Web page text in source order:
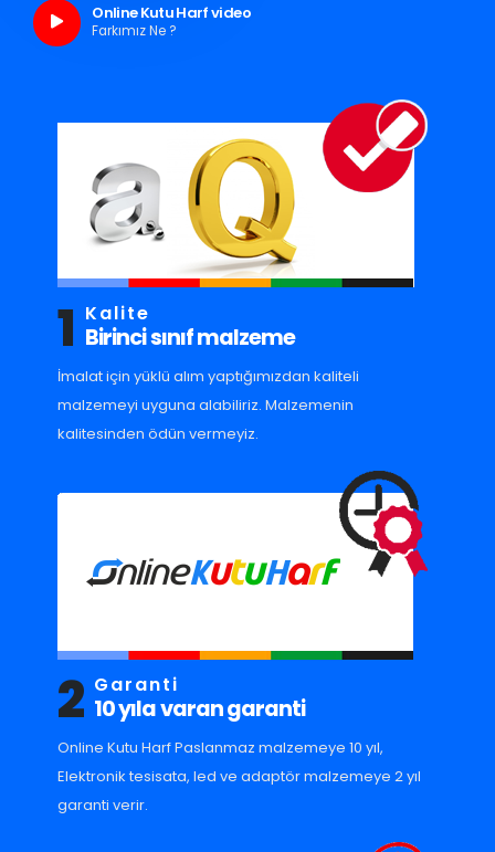
Online Kutu Harf video
Farkımız Ne ?
1 Kalite
Birinci sınıf malzeme
İmalat için yüklü alım yaptığımızdan kaliteli
malzemeyi uyguna alabiliriz. Malzemenin
kalitesinden ödün vermeyiz.
2 Garanti
10 yıla varan garanti
Online Kutu Harf Paslanmaz malzemeye 10 yıl,
Elektronik tesisata, led ve adaptör malzemeye 2 yıl
garanti verir.